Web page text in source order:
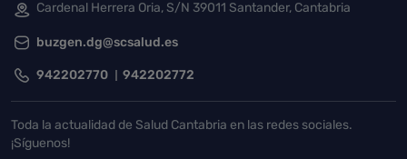
Cardenal Herrera Oria, S/N 39011 Santander, Cantabria
buzgen.dg@scsalud.es
942202770 942202772
Toda la actualidad de Salud Cantabria en las redes sociales.
¡Síguenos!